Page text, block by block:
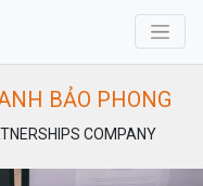
BẢO PHONG
COMPANY